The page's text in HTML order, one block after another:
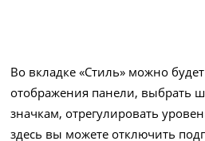
Во вкладке «Стиль» можно
отображения панели, выбрать
значкам, отрегулировать
здесь вы можете отключить